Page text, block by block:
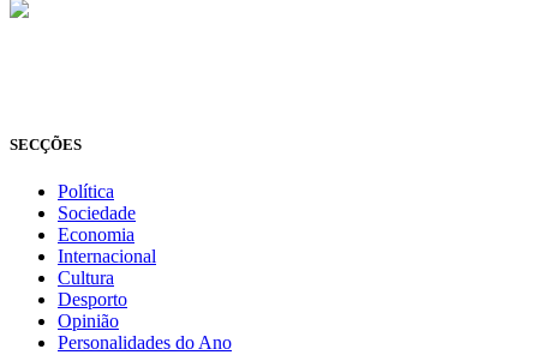
SECÇÕES
Política
Sociedade
Economia
Internacional
Cultura
Desporto
Opinião
Personalidades do Ano